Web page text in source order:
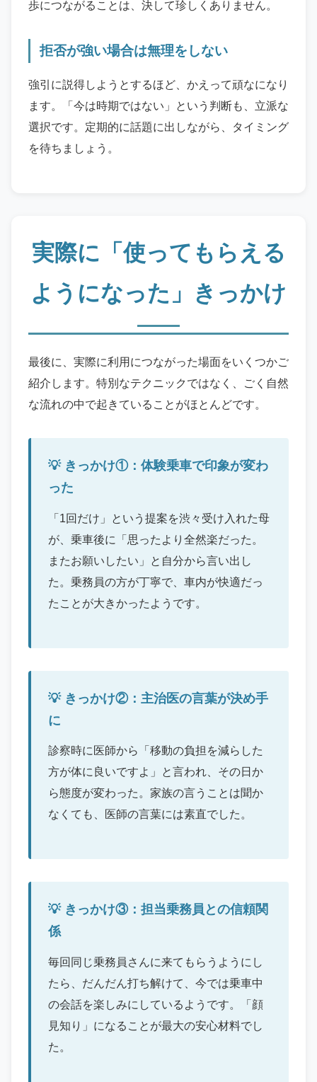
歩につながることは、決して珍しくありません。
拒否が強い場合は無理をしない
強引に説得しようとするほど、かえって頑なになり
ます。「今は時期ではない」という判断も、立派な
選択です。定期的に話題に出しながら、タイミング
を待ちましょう。
実際に「使ってもらえる
ようになった」きっかけ
最後に、実際に利用につながった場面をいくつかご
紹介します。特別なテクニックではなく、ごく自然
な流れの中で起きていることがほとんどです。
きっかけ①：体験乗車で印象が変わ
った
「1回だけ」という提案を渋々受け入れた母
が、乗車後に「思ったより全然楽だった。
またお願いしたい」と自分から言い出し
た。乗務員の方が丁寧で、車内が快適だっ
たことが大きかったようです。
きっかけ②：主治医の言葉が決め手
に
診察時に医師から「移動の負担を減らした
方が体に良いですよ」と言われ、その日か
ら態度が変わった。家族の言うことは聞か
なくても、医師の言葉には素直でした。
きっかけ③：担当乗務員との信頼関
係
毎回同じ乗務員さんに来てもらうようにし
たら、だんだん打ち解けて、今では乗車中
の会話を楽しみにしているようです。「顔
見知り」になることが最大の安心材料でし
た。